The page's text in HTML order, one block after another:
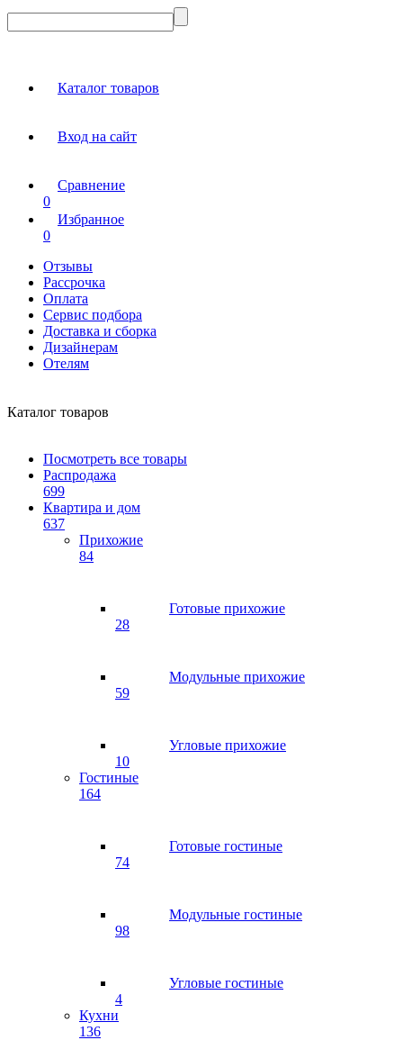
Каталог товаров
Вход на сайт
Сравнение
0
Избранное
0
Отзывы
Рассрочка
Оплата
Сервис подбора
Доставка и сборка
Дизайнерам
Отелям
Каталог товаров
Посмотреть все товары
Распродажа
699
Квартира и дом
637
Прихожие
84
Готовые прихожие
28
Модульные прихожие
59
Угловые прихожие
10
Гостиные
164
Готовые гостиные
74
Модульные гостиные
98
Угловые гостиные
4
Кухни
136